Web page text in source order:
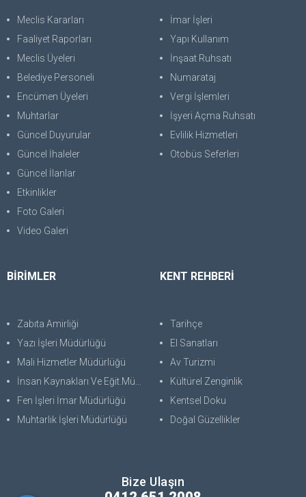
Meclis Kararları
Faaliyet Raporları
Meclis Üyeleri
Belediye Personeli
Encümen Üyeleri
Muhtarlar
Güncel Duyurular
Güncel İhaleler
Güncel İlanlar
Etkinlikler
Foto Galeri
Video Galeri
İmar İşleri
Yapı Kullanım
İnşaat Ruhsatı
Numarataj
Vergi İşlemleri
İşyeri Açma Ruhsatı
Evlilik Hizmetleri
Otobüs Seferleri
BİRİMLER
Zabıta Amirliği
Yazı İşleri Müdürlüğü
Mali Hizmetler Müdürlüğü
İnsan Kaynakları Ve Eğit.Müdürlüğü
Fen İşleri İmar Müdürlüğü
Muhtarlık İşleri Müdürlüğü
KENT REHBERİ
Tarihçe
El Sanatları
Av Turizmi
Kültürel Zenginlik
Kentsel Doku
Doğal Güzellikler
Bize Ulaşın